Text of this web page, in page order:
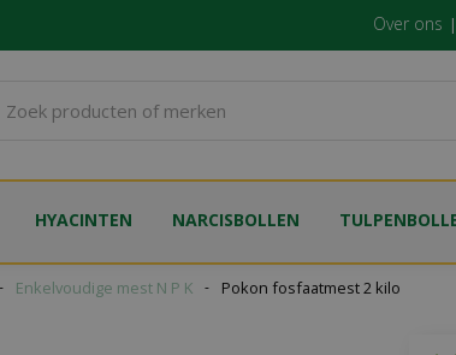
Enkelvoudige mest N P K Pokon fosfaatmest 2 kilo
Over ons
HYACINTEN NARCISBOLLEN